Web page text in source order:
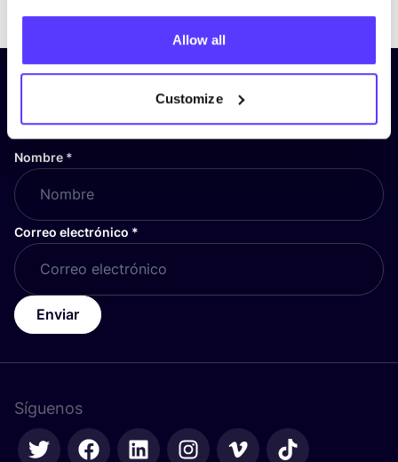
Allow all
Customize
¡Suscríbete a nuestro boletín
y mantente informado!
Nombre *
Correo electrónico *
Enviar
Síguenos